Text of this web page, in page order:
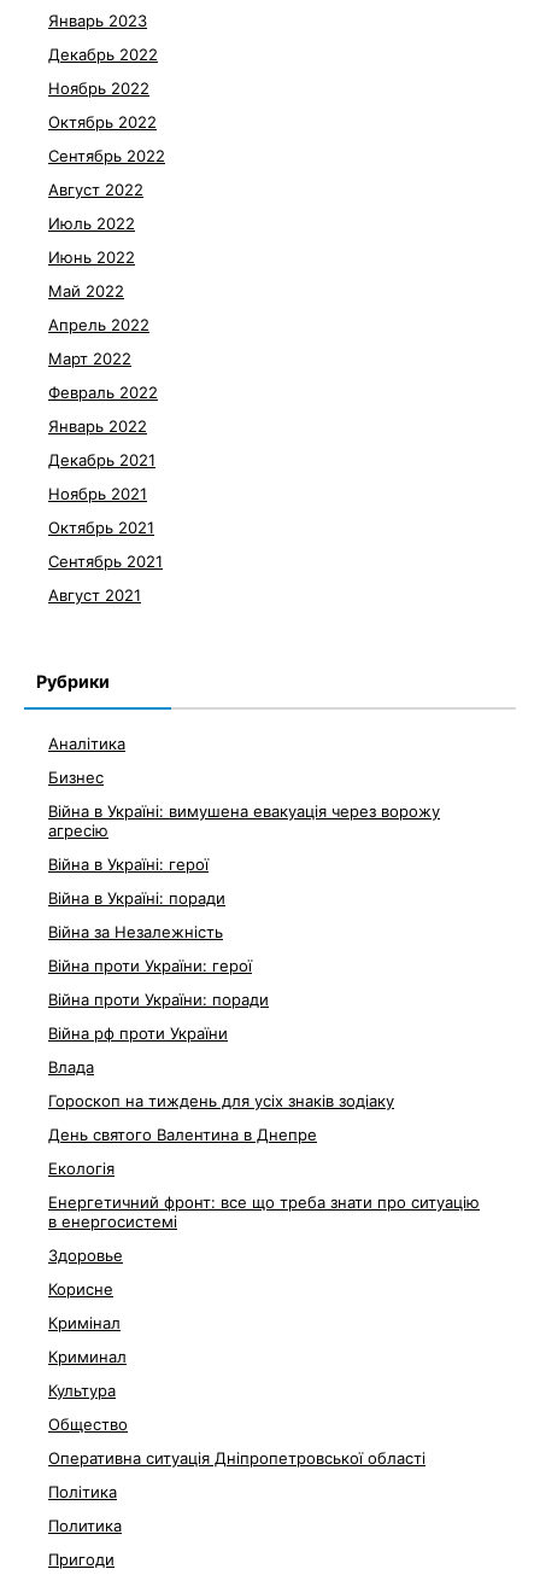
Январь 2023
Декабрь 2022
Ноябрь 2022
Октябрь 2022
Сентябрь 2022
Август 2022
Июль 2022
Июнь 2022
Май 2022
Апрель 2022
Март 2022
Февраль 2022
Январь 2022
Декабрь 2021
Ноябрь 2021
Октябрь 2021
Сентябрь 2021
Август 2021
Рубрики
Аналітика
Бизнес
Війна в Україні: вимушена евакуація через ворожу
агресію
Війна в Україні: герої
Війна в Україні: поради
Війна за Незалежність
Війна проти України: герої
Війна проти України: поради
Війна рф проти України
Влада
Гороскоп на тиждень для усіх знаків зодіаку
День святого Валентина в Днепре
Екологія
Енергетичний фронт: все що треба знати про ситуацію
в енергосистемі
Здоровье
Корисне
Кримінал
Криминал
Культура
Общество
Оперативна ситуація Дніпропетровської області
Політика
Политика
Пригоди